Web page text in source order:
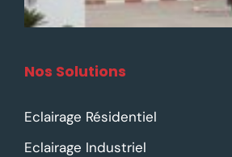
Nos Solutions
Eclairage Résidentiel
Eclairage Industriel